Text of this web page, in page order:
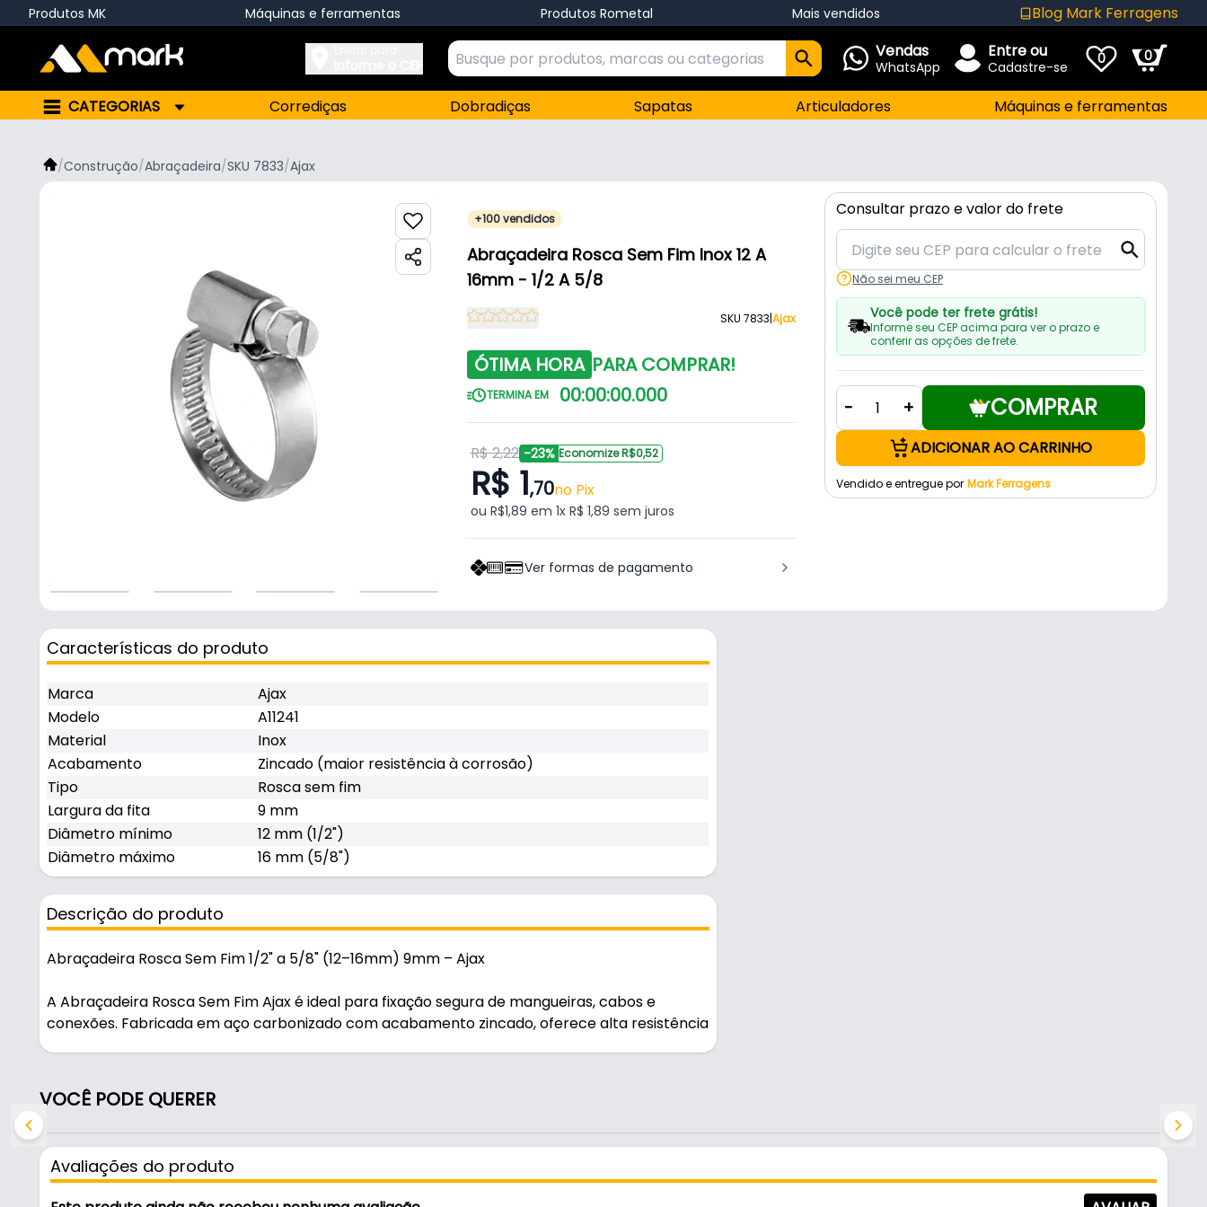
Produtos MK Máquinas e ferramentas Produtos Rometal Mais vendidos Blog Mark Ferragens
Vendas
WhatsApp
Entre ou
Cadastre-se 0 0
CATEGORIAS Corrediças Dobradiças Sapatas Articuladores Máquinas e ferramentas
/Construção/Abraçadeira/SKU 7833/Ajax
+100 vendidos
Abraçadeira Rosca Sem Fim Inox 12 A
16mm - 1/2 A 5/8
SKU 7833|Ajax
ÓTIMA HORA PARA COMPRAR!
TERMINA EM 00:00:00.000
R$ 2,22 -23% Economize R$0,52
R$ 1,70no Pix
ou R$1,89 em 1x R$ 1,89 sem juros
Ver formas de pagamento
Consultar prazo e valor do frete
Não sei meu CEP
Você pode ter frete grátis!
Informe seu CEP acima para ver o prazo e
conferir as opções de frete.
- + COMPRAR
ADICIONAR AO CARRINHO
Vendido e entregue por Mark Ferragens
Características do produto
Marca
Ajax
Modelo
A11241
Material
Inox
Acabamento
Zincado (maior resistência à corrosão)
Tipo
Rosca sem fim
Largura da fita
9 mm
Diâmetro mínimo
12 mm (1/2")
Diâmetro máximo
16 mm (5/8")
Descrição do produto
Abraçadeira Rosca Sem Fim 1/2" a 5/8" (12–16mm) 9mm – Ajax
A Abraçadeira Rosca Sem Fim Ajax é ideal para fixação segura de mangueiras, cabos e
conexões. Fabricada em aço carbonizado com acabamento zincado, oferece alta resistência
Características e Medidas
Tipo: Rosca sem fim
Material: Aço carbonizado
Acabamento: Zincado (maior resistência à corrosão)
VOCÊ PODE QUERER
Avaliações do produto